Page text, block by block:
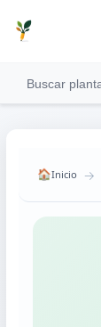
🏠Inicio →